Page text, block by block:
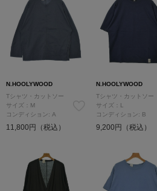
N.HOOLYWOOD
Tシャツ・カットソー
サイズ：M
コンディション: A
11,800円（税込）
N.HOOLYWOOD
Tシャツ・カットソー
サイズ：L
コンディション: B
9,200円（税込）